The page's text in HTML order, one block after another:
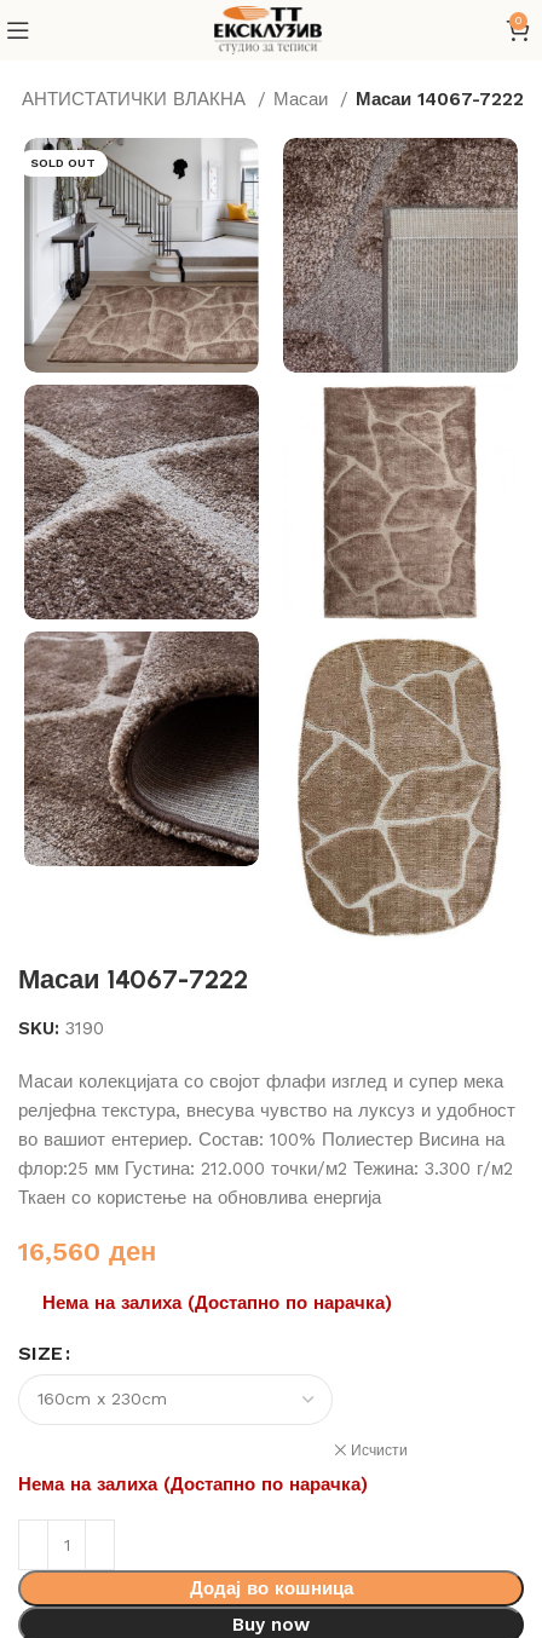
0
АНТИСТАТИЧКИ ВЛАКНА Масаи Масаи 14067-7222
SOLD OUT
Масаи 14067-7222
SKU: 3190
Масаи колекцијата со својот флафи изглед и супер мека
релјефна текстура, внесува чувство на луксуз и удобност
во вашиот ентериер. Состав: 100% Полиестер Висина на
флор:25 мм Густина: 212.000 точки/м2 Тежина: 3.300 г/м2
Ткаен со користење на обновлива енергија
16,560 ден
Нема на залиха (Достапно по нарачка)
SIZE
Исчисти
Нема на залиха (Достапно по нарачка)
Додај во кошница
Buy now